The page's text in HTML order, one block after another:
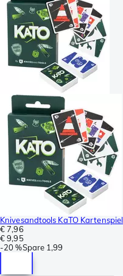
Knivesandtools KaTO Kartenspiel
€ 7,96
€ 9,95
-20 %Spare 1,99